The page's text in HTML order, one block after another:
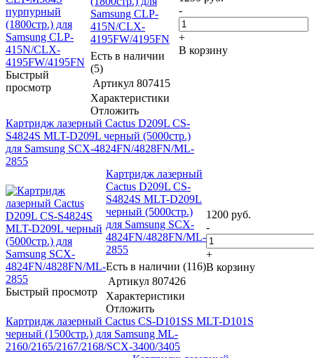
Быстрый
просмотр
Samsung CLP-
415N/CLX-
4195FW/4195FN
Есть в наличии
(5)
Артикул 807415
Характеристики
Отложить
-
+
В корзину
Картридж лазерный Cactus D209L CS-
S4824S MLT-D209L черный (5000стр.)
для Samsung SCX-4824FN/4828FN/ML-
2855
Быстрый просмотр
Картридж лазерный
Cactus D209L CS-
S4824S MLT-D209L
черный (5000стр.)
для Samsung SCX-
4824FN/4828FN/ML-
2855
Есть в наличии (116)
Артикул 807426
Характеристики
Отложить
1200 руб.
-
+
В корзину
Картридж лазерный Cactus CS-D101SS MLT-D101S
черный (1500стр.) для Samsung ML-
2160/2165/2167/2168/SCX-3400/3405